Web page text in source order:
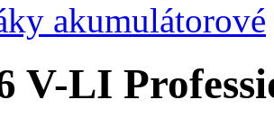
akumulátorové
V-LI